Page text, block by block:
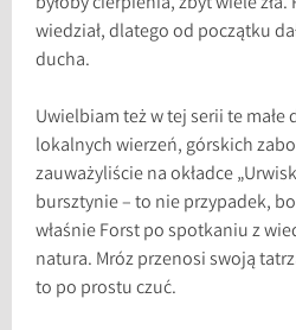
wiedział, dlatego od początku
ducha.
Uwielbiam też w tej serii te
lokalnych wierzeń, górskich
zauważyliście na okładce
bursztynie – to nie przypadek,
właśnie Forst po spotkaniu z
natura. Mróz przenosi swoją
to po prostu czuć.